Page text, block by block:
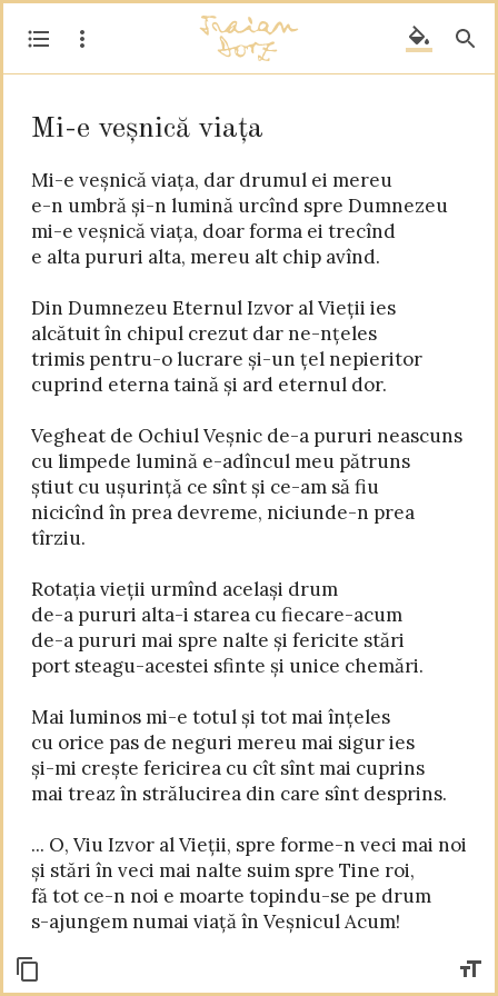
Mi-e veșnică viața
Mi-e veșnică viața, dar drumul ei mereu
e-n umbră și-n lumină urcînd spre Dumnezeu
mi-e veșnică viața, doar forma ei trecînd
e alta pururi alta, mereu alt chip avînd.
Din Dumnezeu Eternul Izvor al Vieții ies
alcătuit în chipul crezut dar ne-nțeles
trimis pentru-o lucrare și-un țel nepieritor
cuprind eterna taină și ard eternul dor.
Vegheat de Ochiul Veșnic de-a pururi neascuns
cu limpede lumină e-adîncul meu pătruns
știut cu ușurință ce sînt și ce-am să fiu
nicicînd în prea devreme, niciunde-n prea
tîrziu.
Rotația vieții urmînd același drum
de-a pururi alta-i starea cu fiecare-acum
de-a pururi mai spre nalte și fericite stări
port steagu-acestei sfinte și unice chemări.
Mai luminos mi-e totul și tot mai înțeles
cu orice pas de neguri mereu mai sigur ies
și-mi crește fericirea cu cît sînt mai cuprins
mai treaz în strălucirea din care sînt desprins.
... O, Viu Izvor al Vieții, spre forme-n veci mai noi
și stări în veci mai nalte suim spre Tine roi,
fă tot ce-n noi e moarte topindu-se pe drum